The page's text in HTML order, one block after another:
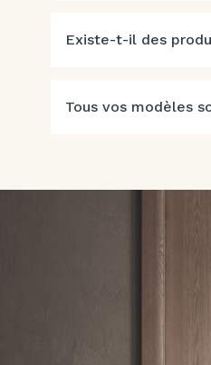
Existe-t-il des
Tous vos modèles